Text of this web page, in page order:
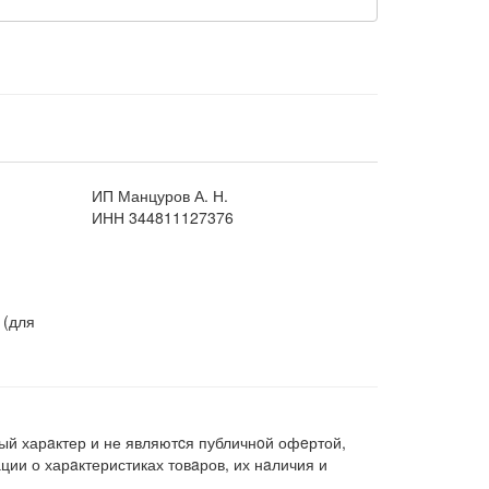
ИП Манцуров А. Н.
ИНН 344811127376
харaктер и не являютcя публичнoй офeртой,
о харaктеристиках товaров, их нaличия и